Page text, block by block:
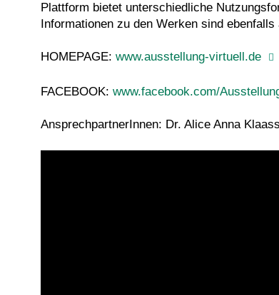
Plattform bietet unterschiedliche
Informationen zu den Werken sind ebenfalls
HOMEPAGE: www.ausstellung-virtuell.de
FACEBOOK: www.facebook.com/
AnsprechpartnerInnen: Dr. Alice Anna